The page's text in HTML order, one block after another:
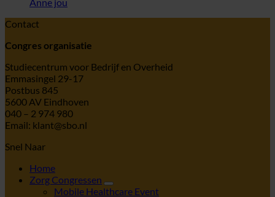
Contact
Congres organisatie
Studiecentrum voor Bedrijf en Overheid
Emmasingel 29-17
Postbus 845
5600 AV Eindhoven
040 – 2 974 980
Email: klant@sbo.nl
Snel Naar
Home
Zorg Congressen
Mobile Healthcare Event